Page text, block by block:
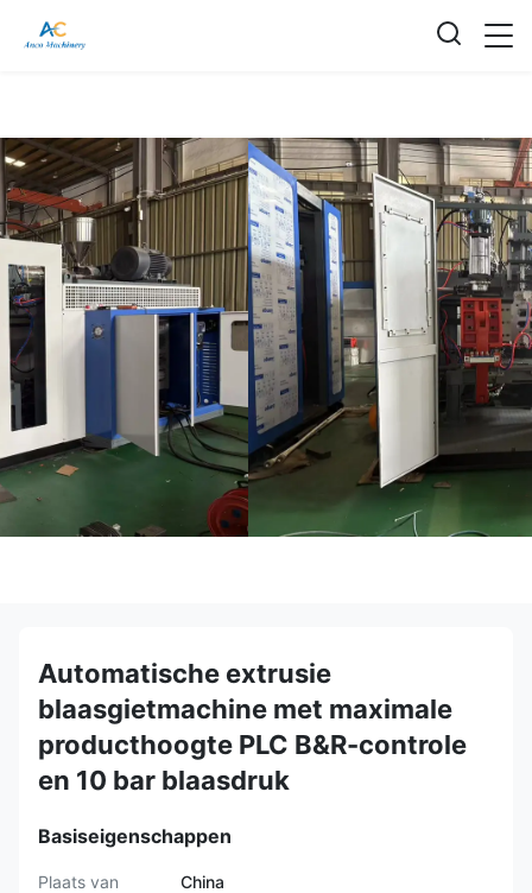
Automatische extrusie
blaasgietmachine met maximale
producthoogte PLC B&R-controle
en 10 bar blaasdruk
Basiseigenschappen
Plaats van
China